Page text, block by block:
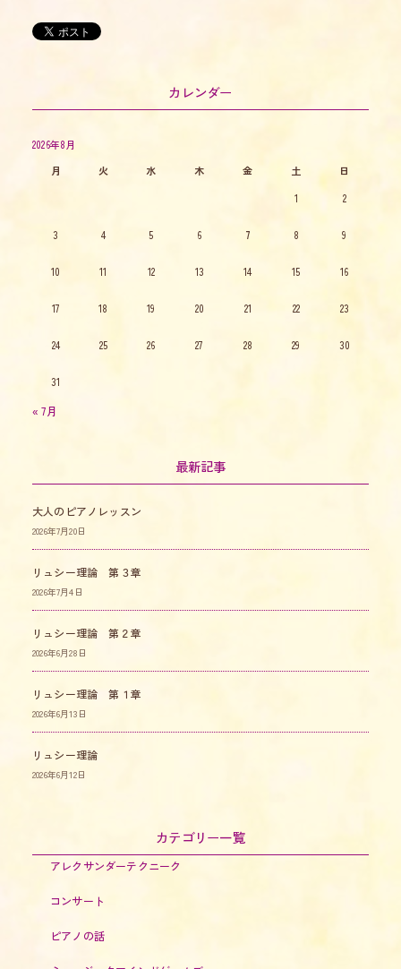
カレンダー
2026年8月
月
火 水 木 金 土
日
1
2
3 4 5 6 7 8 9
10 11 12 13 14 15 16
17 18 19 20 21 22 23
24 25 26 27 28 29 30
31
« 7月
最新記事
大人のピアノレッスン
2026年7月20日
リュシー理論 第３章
2026年7月4日
リュシー理論 第２章
2026年6月28日
リュシー理論 第１章
2026年6月13日
リュシー理論
2026年6月12日
カテゴリー一覧
アレクサンダーテクニーク
コンサート
ピアノの話